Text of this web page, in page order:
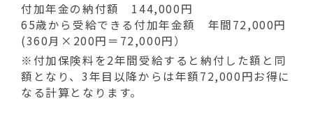
付加年金の納付額 144,000円
65歳から受給できる付加年金額 年間72,000円
(360月×200円＝72,000円）
※付加保険料を2年間受給すると納付した額と同
額となり、3年目以降からは年額72,000円お得に
なる計算となります。